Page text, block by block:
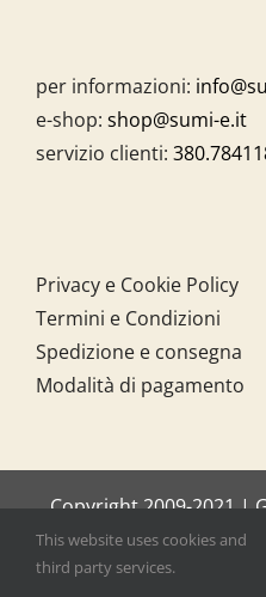
per informazioni:
e-shop: shop@sumi-e.it
servizio clienti:
Privacy e Cookie Policy
Termini e Condizioni
Spedizione e consegna
Modalità di pagamento
Copyright 2009-2021 |
This website uses cookies and
third party services.